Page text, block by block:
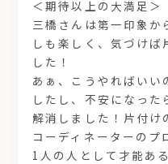
＜期待以上の大満足＞
三橋さんは第一印象か
しも楽しく、気づけば
した！
あぁ、こうやればいい
したし、不安になった
解消しました！片付け
コーディネーターのプ
1人の人として才能あ